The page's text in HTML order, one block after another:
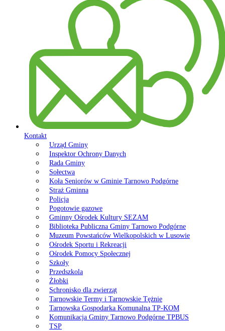
Kontakt
Urząd Gminy
Inspektor Ochrony Danych
Rada Gminy
Sołectwa
Koła Seniorów w Gminie Tarnowo Podgórne
Straż Gminna
Policja
Pogotowie gazowe
Gminny Ośrodek Kultury SEZAM
Biblioteka Publiczna Gminy Tarnowo Podgórne
Muzeum Powstańców Wielkopolskich w Lusowie
Ośrodek Sportu i Rekreacji
Ośrodek Pomocy Społecznej
Szkoły
Przedszkola
Żłobki
Schronisko dla zwierząt
Tarnowskie Termy i Tarnowskie Tężnie
Tarnowska Gospodarka Komunalna TP-KOM
Komunikacja Gminy Tarnowo Podgórne TPBUS
TSP